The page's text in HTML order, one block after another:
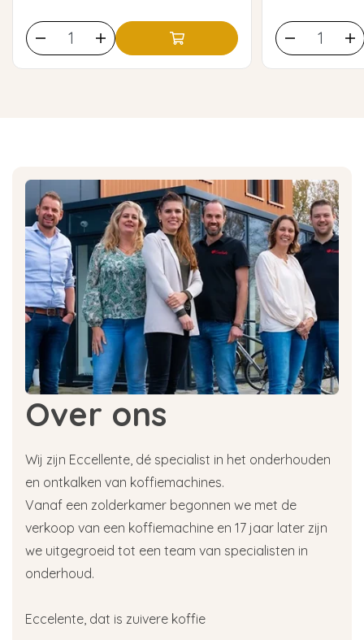
Over ons
Wij zijn Eccellente, dé specialist in het onderhouden
en ontkalken van koffiemachines.
Vanaf een zolderkamer begonnen we met de
verkoop van een koffiemachine en 17 jaar later zijn
we uitgegroeid tot een team van specialisten in
onderhoud.
Eccelente, dat is zuivere koffie